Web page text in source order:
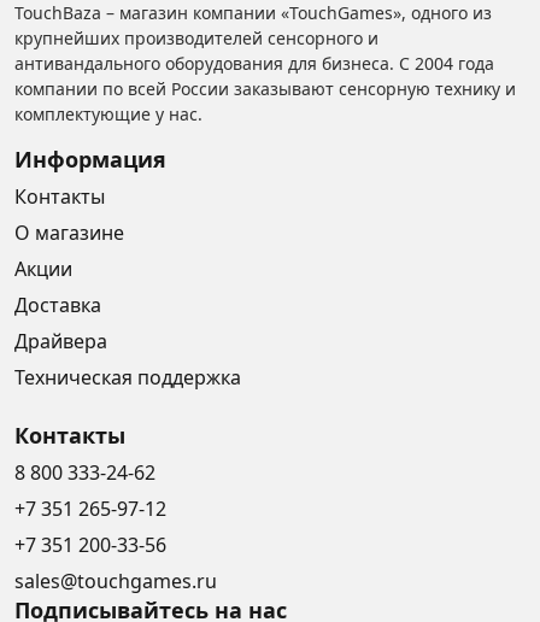
TouchBaza – магазин компании «TouchGames», одного из
крупнейших производителей сенсорного и
антивандального оборудования для бизнеса. С 2004 года
компании по всей России заказывают сенсорную технику и
комплектующие у нас.
Информация
Контакты
О магазине
Акции
Доставка
Драйвера
Техническая поддержка
Контакты
8 800 333-24-62
+7 351 265-97-12
+7 351 200-33-56
sales@touchgames.ru
Подписывайтесь на нас